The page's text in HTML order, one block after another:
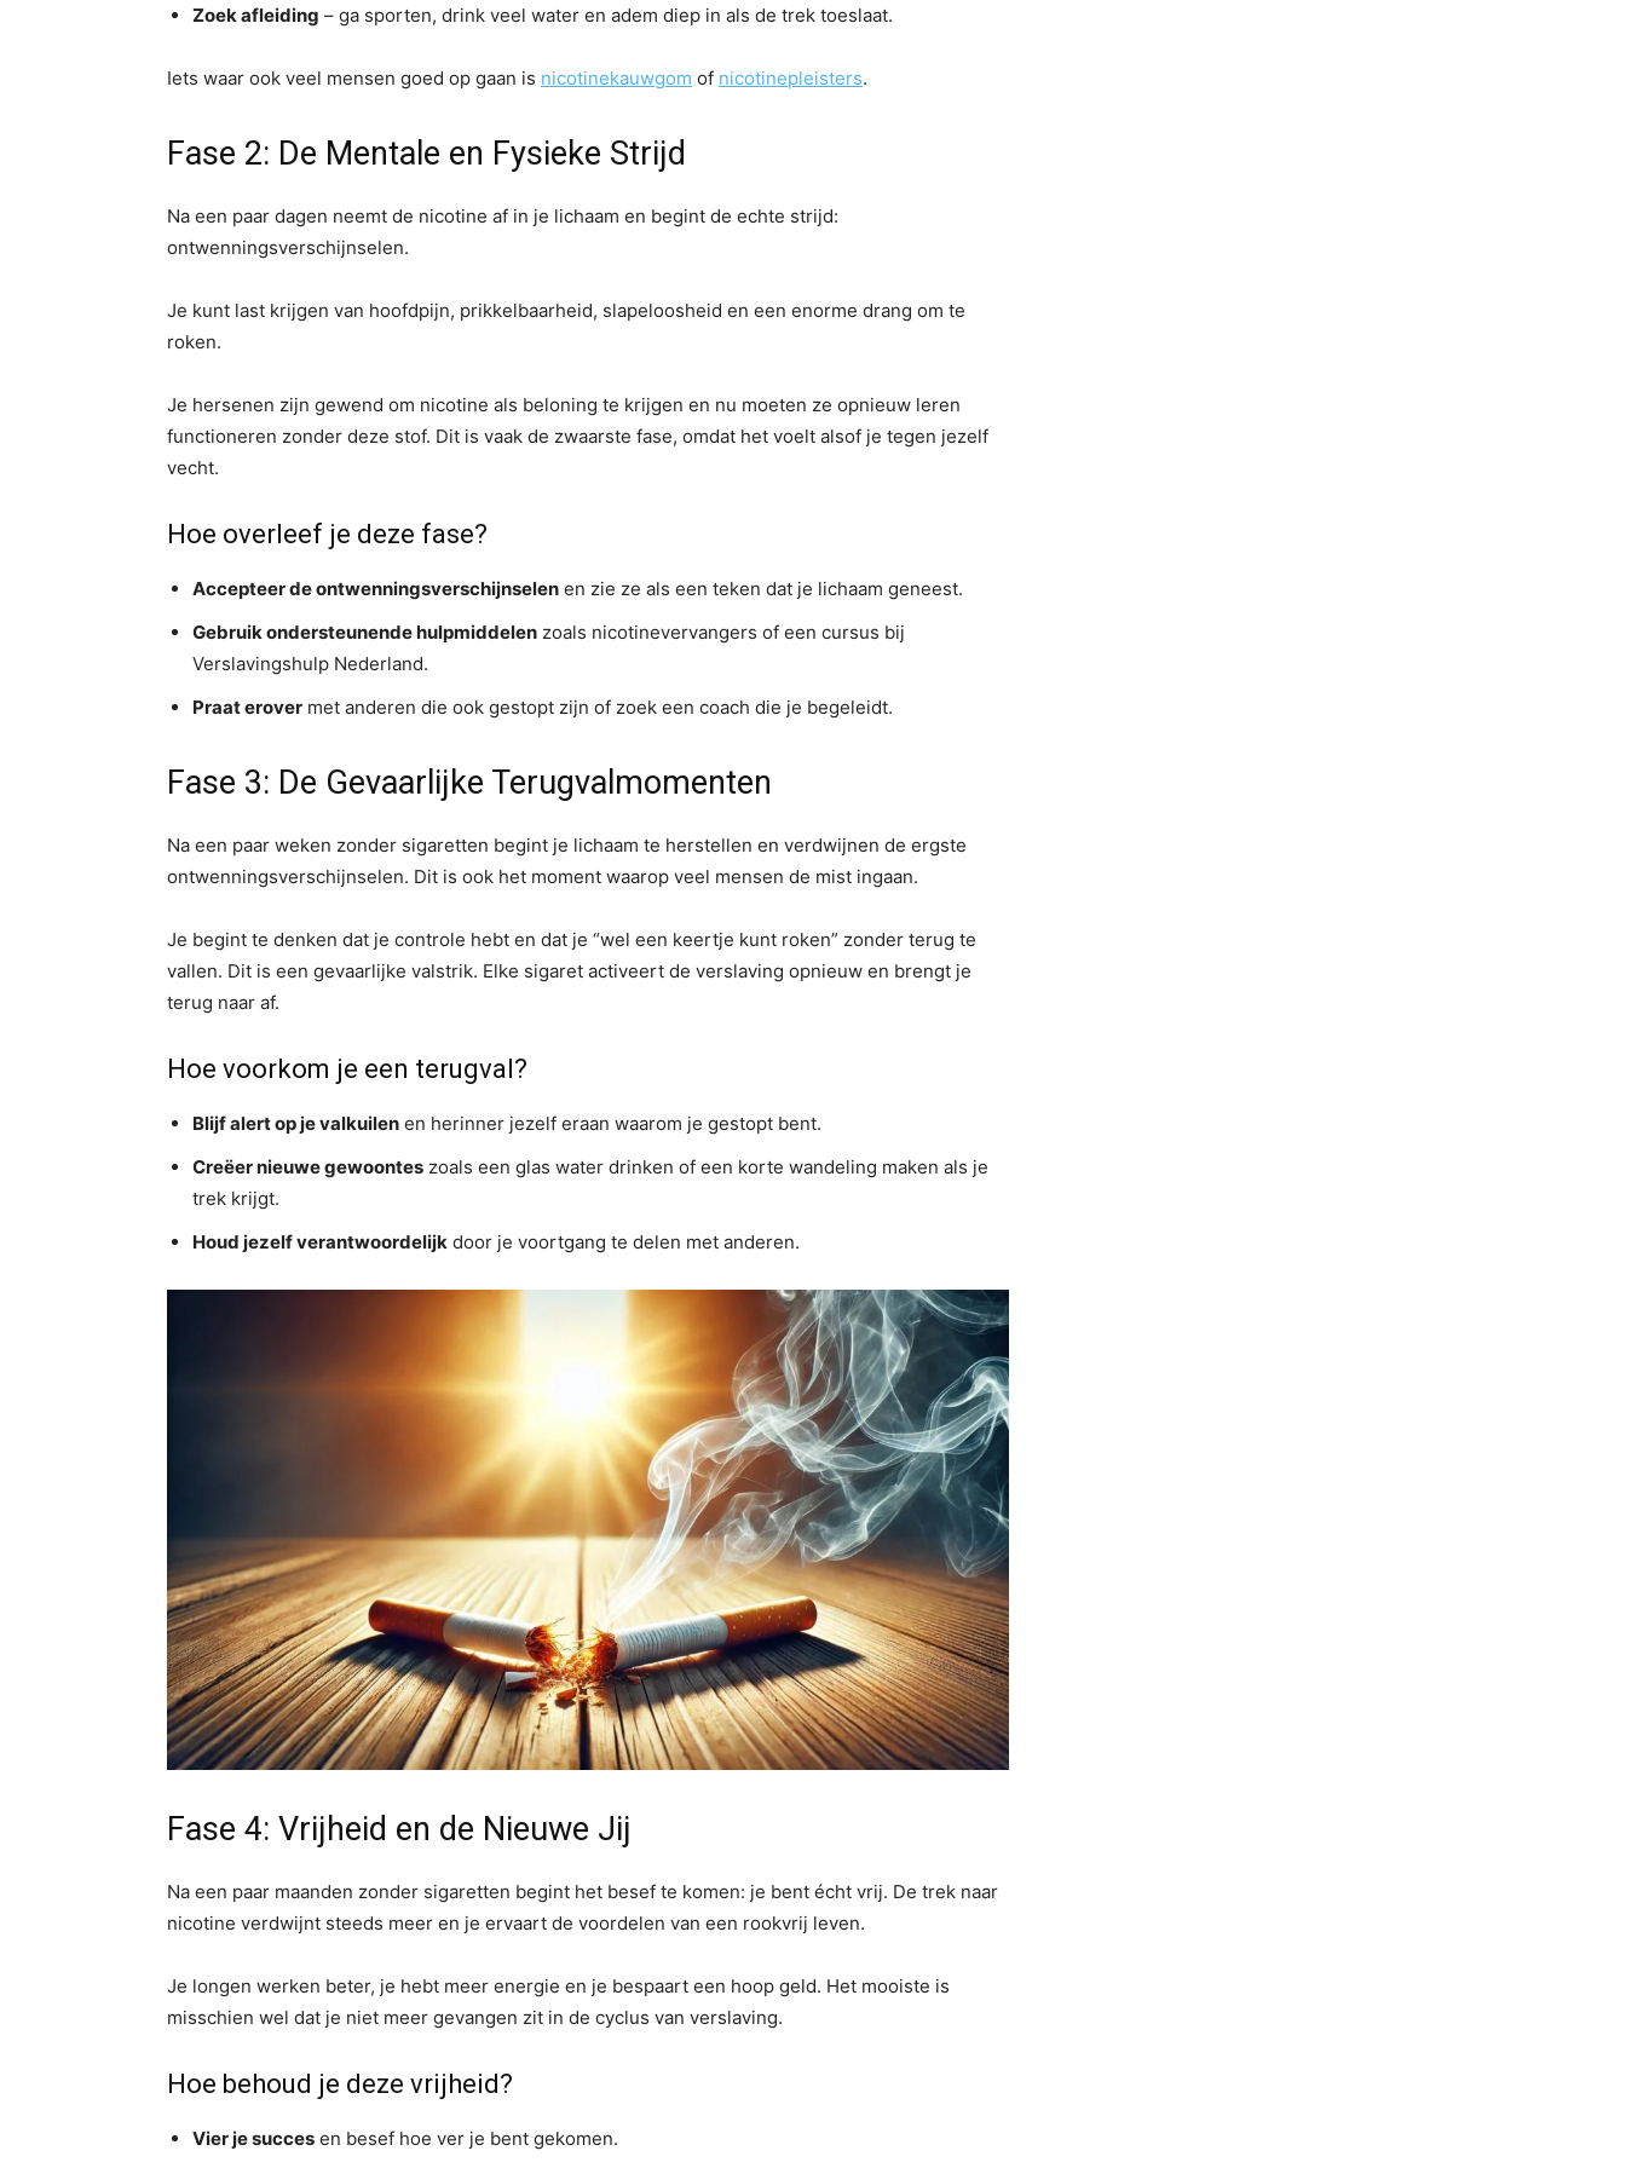
Zoek afleiding – ga sporten, drink veel water en adem diep in als de trek toeslaat.
Iets waar ook veel mensen goed op gaan is nicotinekauwgom of nicotinepleisters.
Fase 2: De Mentale en Fysieke Strijd
Na een paar dagen neemt de nicotine af in je lichaam en begint de echte strijd:
ontwenningsverschijnselen.
Je kunt last krijgen van hoofdpijn, prikkelbaarheid, slapeloosheid en een enorme drang om te
roken.
Je hersenen zijn gewend om nicotine als beloning te krijgen en nu moeten ze opnieuw leren
functioneren zonder deze stof. Dit is vaak de zwaarste fase, omdat het voelt alsof je tegen jezelf
vecht.
Hoe overleef je deze fase?
Accepteer de ontwenningsverschijnselen en zie ze als een teken dat je lichaam geneest.
Gebruik ondersteunende hulpmiddelen zoals nicotinevervangers of een cursus bij
Verslavingshulp Nederland.
Praat erover met anderen die ook gestopt zijn of zoek een coach die je begeleidt.
Fase 3: De Gevaarlijke Terugvalmomenten
Na een paar weken zonder sigaretten begint je lichaam te herstellen en verdwijnen de ergste
ontwenningsverschijnselen. Dit is ook het moment waarop veel mensen de mist ingaan.
Je begint te denken dat je controle hebt en dat je “wel een keertje kunt roken” zonder terug te
vallen. Dit is een gevaarlijke valstrik. Elke sigaret activeert de verslaving opnieuw en brengt je
terug naar af.
Hoe voorkom je een terugval?
Blijf alert op je valkuilen en herinner jezelf eraan waarom je gestopt bent.
Creëer nieuwe gewoontes zoals een glas water drinken of een korte wandeling maken als je
trek krijgt.
Houd jezelf verantwoordelijk door je voortgang te delen met anderen.
Fase 4: Vrijheid en de Nieuwe Jij
Na een paar maanden zonder sigaretten begint het besef te komen: je bent écht vrij. De trek naar
nicotine verdwijnt steeds meer en je ervaart de voordelen van een rookvrij leven.
Je longen werken beter, je hebt meer energie en je bespaart een hoop geld. Het mooiste is
misschien wel dat je niet meer gevangen zit in de cyclus van verslaving.
Hoe behoud je deze vrijheid?
Vier je succes en besef hoe ver je bent gekomen.